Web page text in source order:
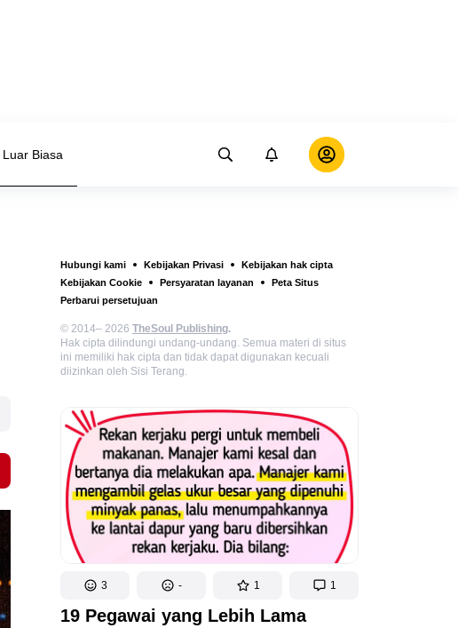
Luar Biasa
Hubungi kami Kebijakan Privasi
Kebijakan hak cipta
Kebijakan Cookie
Persyaratan layanan
Peta Situs
Perbarui persetujuan
© 2014– 2026 TheSoul Publishing.
Hak cipta dilindungi undang-undang. Semua materi di situs
ini memiliki hak cipta dan tidak dapat digunakan kecuali
diizinkan oleh Sisi Terang.
3 - 1 1
19 Pegawai yang Lebih Lama